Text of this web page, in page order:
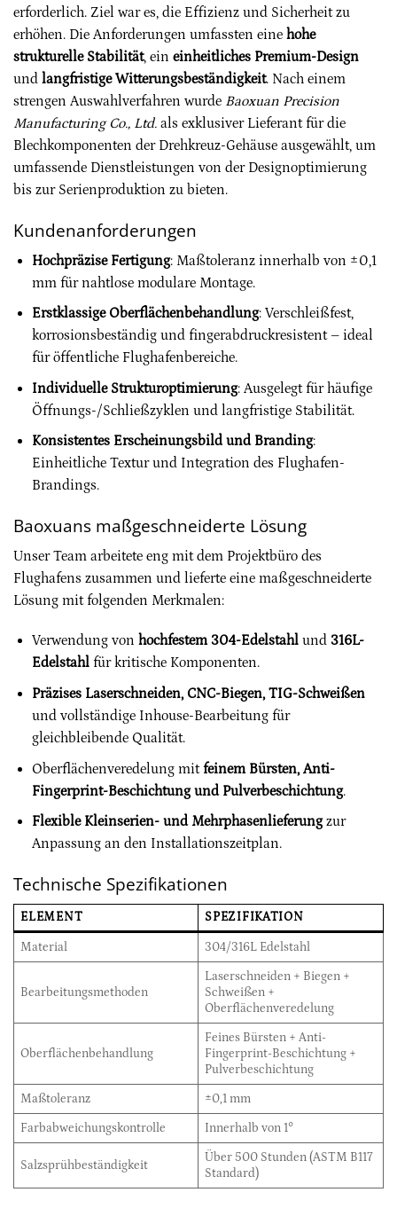
erforderlich. Ziel war es, die Effizienz und Sicherheit zu
erhöhen. Die Anforderungen umfassten eine hohe
strukturelle Stabilität, ein einheitliches Premium-Design
und langfristige Witterungsbeständigkeit. Nach einem
strengen Auswahlverfahren wurde Baoxuan Precision
Manufacturing Co., Ltd. als exklusiver Lieferant für die
Blechkomponenten der Drehkreuz-Gehäuse ausgewählt, um
umfassende Dienstleistungen von der Designoptimierung
bis zur Serienproduktion zu bieten.
Kundenanforderungen
Hochpräzise Fertigung: Maßtoleranz innerhalb von ±0,1
mm für nahtlose modulare Montage.
Erstklassige Oberflächenbehandlung: Verschleißfest,
korrosionsbeständig und fingerabdruckresistent – ideal
für öffentliche Flughafenbereiche.
Individuelle Strukturoptimierung: Ausgelegt für häufige
Öffnungs-/Schließzyklen und langfristige Stabilität.
Konsistentes Erscheinungsbild und Branding:
Einheitliche Textur und Integration des Flughafen-
Brandings.
Baoxuans maßgeschneiderte Lösung
Unser Team arbeitete eng mit dem Projektbüro des
Flughafens zusammen und lieferte eine maßgeschneiderte
Lösung mit folgenden Merkmalen:
Verwendung von hochfestem 304-Edelstahlund 316L-
Edelstahlfür kritische Komponenten.
Präzises Laserschneiden, CNC-Biegen, TIG-Schweißen
und vollständige Inhouse-Bearbeitung für
gleichbleibende Qualität.
Oberflächenveredelung mitfeinem Bürsten, Anti-
Fingerprint-Beschichtung und Pulverbeschichtung.
Flexible Kleinserien- und Mehrphasenlieferungzur
Anpassung an den Installationszeitplan.
Technische Spezifikationen
ELEMENT SPEZIFIKATION
Material 304/316L Edelstahl
Bearbeitungsmethoden
Laserschneiden + Biegen +
Schweißen +
Oberflächenveredelung
Oberflächenbehandlung
Feines Bürsten + Anti-
Fingerprint-Beschichtung +
Pulverbeschichtung
Maßtoleranz ±0,1 mm
Farbabweichungskontrolle Innerhalb von 1°
Salzsprühbeständigkeit
Über 500 Stunden (ASTM B117
Standard)